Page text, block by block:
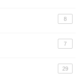
8
7
29